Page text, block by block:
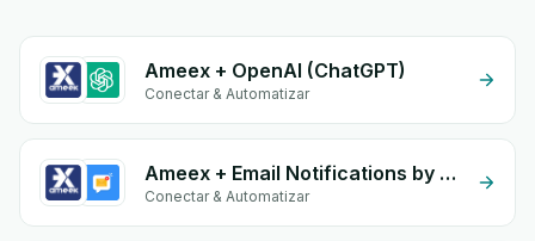
Ameex + OpenAI (ChatGPT)
Conectar & Automatizar
Ameex + Email Notifications by eGrow
Conectar & Automatizar